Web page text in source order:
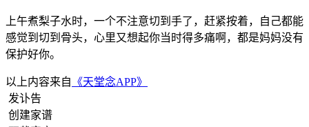
上午煮梨子水时，一个不注意切到手了，赶紧按着，自己都能
感觉到切到骨头，心里又想起你当时得多痛啊，都是妈妈没有
保护好你。
以上内容来自 《天堂念APP》
发讣告
创建家谱